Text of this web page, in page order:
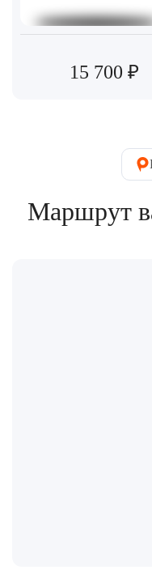
15 700 ₽
Маршрут